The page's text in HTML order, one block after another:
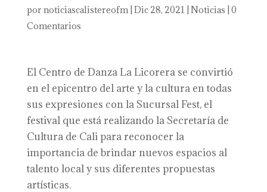
por noticiascalistereofm| Dic 28, 2021 Noticias 0
Comentarios
El Centro de Danza La Licorera se convirtió
en el epicentro del arte y la cultura en todas
sus expresiones con la Sucursal Fest, el
festival que está realizando la Secretaría de
Cultura de Cali para reconocer la
importancia de brindar nuevos espacios al
talento local y sus diferentes propuestas
artísticas.